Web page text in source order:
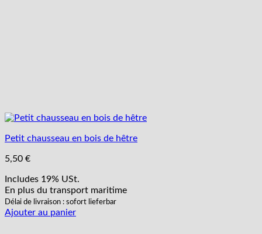
Petit chausseau en bois de hêtre
5,50 €
Includes 19% USt.
En plus du transport maritime
Délai de livraison : sofort lieferbar
Ajouter au panier